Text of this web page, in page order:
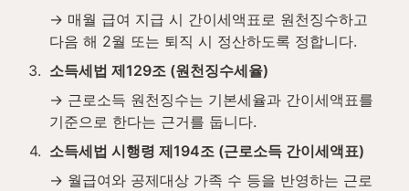
→ 매월 급여 지급 시 간이세액표로 원천징수하고
다음 해 2월 또는 퇴직 시 정산하도록 정합니다.
3. 소득세법 제129조 (원천징수세율)
→ 근로소득 원천징수는 기본세율과 간이세액표를
기준으로 한다는 근거를 둡니다.
4. 소득세법 시행령 제194조 (근로소득 간이세액표)
→ 월급여와 공제대상 가족 수 등을 반영하는 근로